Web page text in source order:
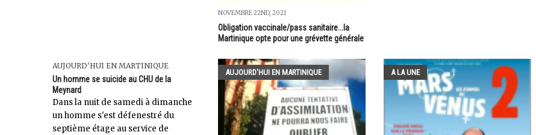
NOVEMBRE 22ND, 2021
Obligation vaccinale/pass sanitaire...la
Martinique opte pour une grévette générale
AUJOURD'HUI EN MARTINIQUE
Un homme se suicide au CHU de la
Meynard
Dans la nuit de samedi à dimanche
un homme s'est défenestré du
septième étage au service de
AUJOURD'HUI EN MARTINIQUE A LA UNE